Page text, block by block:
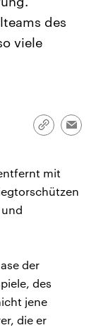
Beiträge,
die Vereinigten
des
viele
Link
mit
der
des
jene
die er